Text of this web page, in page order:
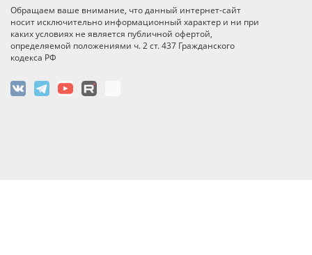
Обращаем ваше внимание, что данный интернет-сайт
носит исключительно информационный характер и ни при
каких условиях не является публичной офертой,
определяемой положениями ч. 2 ст. 437 Гражданского
кодекса РФ